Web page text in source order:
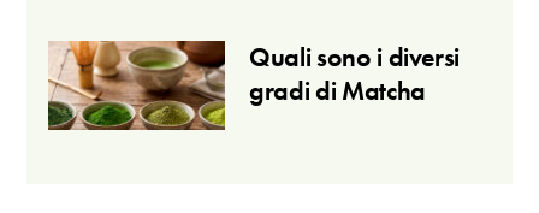
Quali sono i diversi
gradi di Matcha